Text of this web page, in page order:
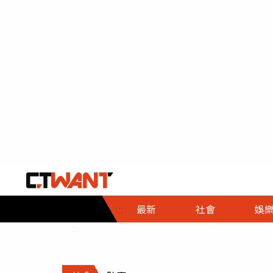
::: 最新 社會
社會首頁
時事
調查
娛樂
娛樂首頁
即時
財經首頁
熱線
政